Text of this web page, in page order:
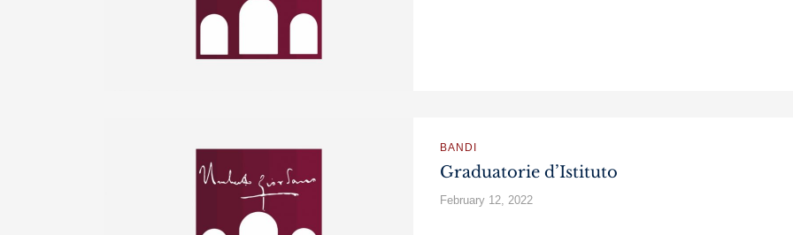
BANDI
Graduatorie d’Istituto
February 12, 2022